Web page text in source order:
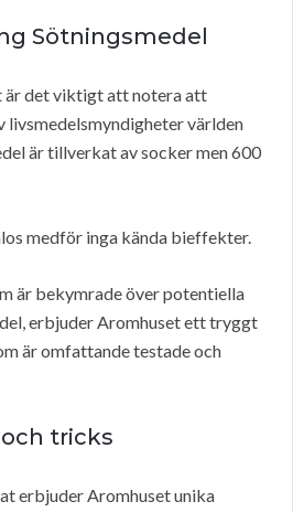
Sötningsmedel
är det viktigt att notera att
livsmedelsmyndigheter världen
är tillverkat av socker men 600
medför inga kända bieffekter.
är bekymrade över potentiella
erbjuder Aromhuset ett tryggt
är omfattande testade och
tricks
erbjuder Aromhuset unika